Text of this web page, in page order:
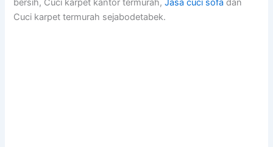
bersih, Cuci karpet kantor termurah,Jasa cuci sofa dan
Cuci karpet termurah sejabodetabek.